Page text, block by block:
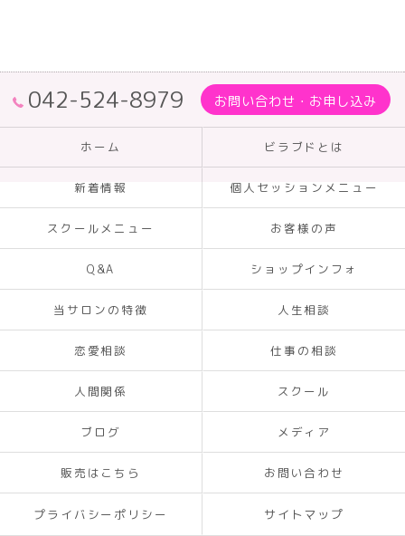
042-524-8979 お問い合わせ・お申し込み
ホーム ビラブドとは
新着情報 個人セッションメニュー
スクールメニュー お客様の声
Q&A ショップインフォ
当サロンの特徴 人生相談
恋愛相談 仕事の相談
人間関係 スクール
ブログ メディア
販売はこちら お問い合わせ
プライバシーポリシー サイトマップ